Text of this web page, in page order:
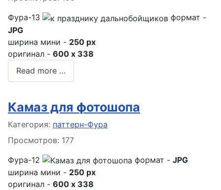
Фура-13
формат -
JPG
ширина мини - 250 px
оригинал - 600 x 338
Read more …
Камаз для фотошопа
Информация о материале
Категория: паттерн-Фура
Просмотров: 177
Фура-12
формат - JPG
ширина мини - 250 px
оригинал - 600 x 338